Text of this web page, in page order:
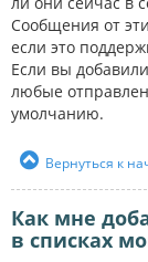
Сообщения от
если это
Если вы
любые
умолчанию.
Вернуться к
Как мне
в списках